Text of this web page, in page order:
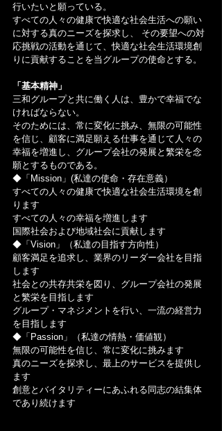
行いたいと願っている。
すべての人々の健康で快適な社会生活への願い
に対する真のニーズを探求し、 その要望への対
応挑戦の活動を通じて、快適な社会生活環境創
りに貢献することを当グループの使命とする。
「基本精神」
三和グループと共に働く人は、豊かで幸福でな
ければならない。
そのためには、常に変化に挑み、無限の可能性
を信じ、顧客に満足願える仕事を通じて人々の
幸福を増進し、グループ会社の発展と繁栄を念
願とするものである。
◆「Mission」(私達の使命・存在意義）
すべての人々の健康で快適な社会生活環境を創
ります
すべての人々の幸福を増進します
国際社会および地域社会に貢献します
◆「Vision」（私達の目指す方向性）
顧客満足を追求し、業界のリーダー会社を目指
します
社会との共存共栄を図り、グループ会社の発展
と繁栄を目指します
グループ・マネジメントを行い、一流の経営力
を目指します
◆「Passion」（私達の情熱・価値観）
無限の可能性を信じ、常に変化に挑みます
真のニーズを探求し、最上のサービスを提供し
ます
創意とバイタリティーにあふれる同志の結集体
であり続けます